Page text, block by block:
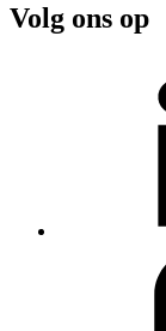
Volg ons op